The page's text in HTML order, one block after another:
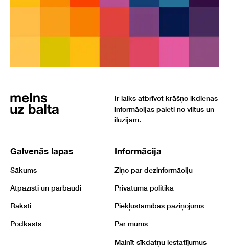
Ir laiks atbrīvot krāšņo ikdienas
informācijas paleti no viltus un
ilūzijām.
Galvenās lapas
Sākums
Atpazīsti un pārbaudi
Raksti
Podkāsts
Informācija
Ziņo par dezinformāciju
Privātuma politika
Piekļūstamības paziņojums
Par mums
Mainīt sīkdatņu iestatījumus